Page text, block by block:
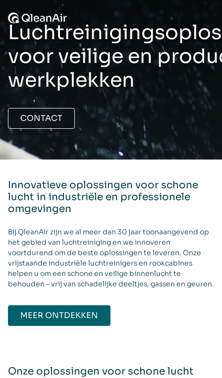
Ga naar de inhoud
voor veilige en
werkplekken
CONTACT
Innovatieve oplossingen voor schone
lucht in industriële en professionele
omgevingen
Bij QleanAir zijn we al meer dan 30 jaar toonaangevend op
het gebied van luchtreiniging en we innoveren
voortdurend om de beste oplossingen te leveren. Onze
vrijstaande industriële luchtreinigers en rookcabines
helpen u om een schone en veilige binnenlucht te
behouden – vrij van schadelijke deeltjes, gassen en geuren.
MEER ONTDEKKEN
Onze oplossingen voor schone lucht